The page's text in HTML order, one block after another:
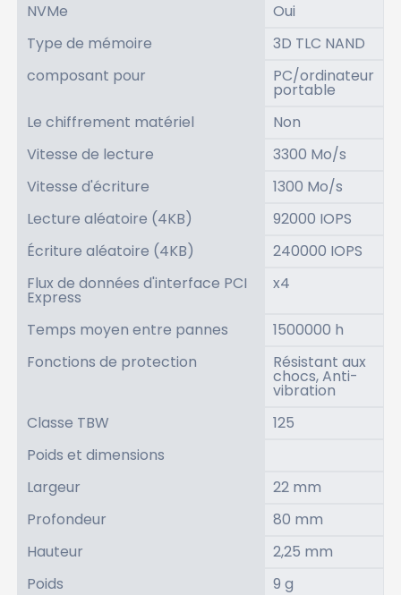
NVMe
Oui
Type de mémoire
3D TLC NAND
composant pour
PC/ordinateur
portable
Le chiffrement matériel
Non
Vitesse de lecture
3300 Mo/s
Vitesse d'écriture
1300 Mo/s
Lecture aléatoire (4KB)
92000 IOPS
Écriture aléatoire (4KB)
240000 IOPS
Flux de données d'interface PCI
Express
x4
Temps moyen entre pannes
1500000 h
Fonctions de protection
Résistant aux
chocs, Anti-
vibration
Classe TBW
125
Poids et dimensions
Largeur
22 mm
Profondeur
80 mm
Hauteur
2,25 mm
Poids
9 g